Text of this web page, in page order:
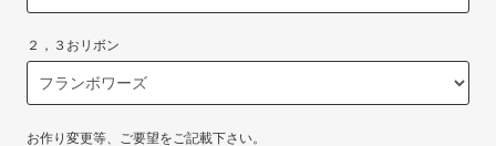
２，３おリボン
お作り変更等、ご要望をご記載下さい。